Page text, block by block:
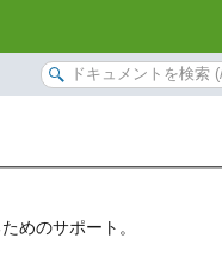
めのサポート。